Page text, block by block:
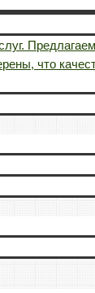
что